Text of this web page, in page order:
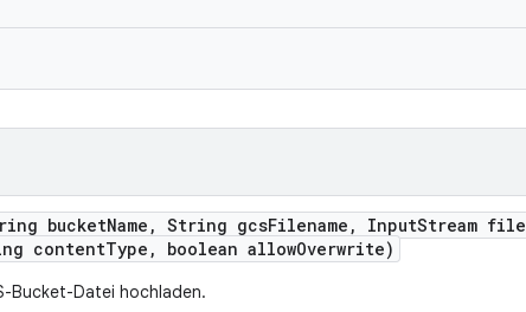
bucketName , String gcsFilename , InputStream file
contentType , boolean allowOverwrite)
Bucket-Datei hochladen.